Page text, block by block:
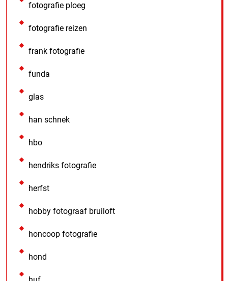
fotografie ploeg
fotografie reizen
frank fotografie
funda
glas
han schnek
hbo
hendriks fotografie
herfst
hobby fotograaf bruiloft
honcoop fotografie
hond